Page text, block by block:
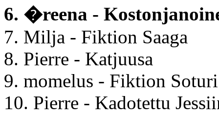
6. �reena -
7. Milja - Fiktion Saaga
8. Pierre - Katjuusa
9. momelus - Fiktion Soturi
10. Pierre - Kadotettu